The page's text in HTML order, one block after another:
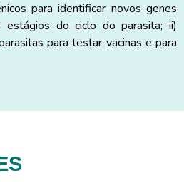
para identificar novos genes
estágios do ciclo do parasita; ii)
para testar vacinas e para